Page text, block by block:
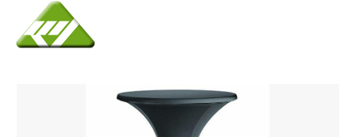
Bildergalerie überspringen